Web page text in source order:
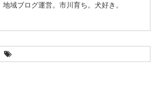
地域ブログ運営。市川育ち。犬好き。